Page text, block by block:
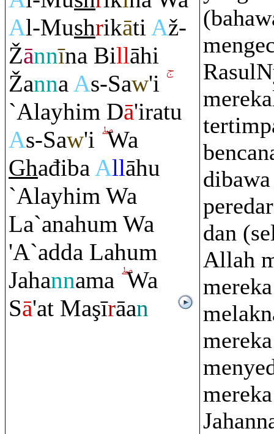
Al-Mushrikāti Až-
Žānnīna Billāhi
ŽannaAs-Saw'i
`Alayhim Dā'iratu
As-Saw'i Wa
GhađibaAllāhu
`Alayhim Wa
La`anahum Wa
'A`adda Lahum
Jahannama Wa
Sā'at Maşīrāan
dan
Allah